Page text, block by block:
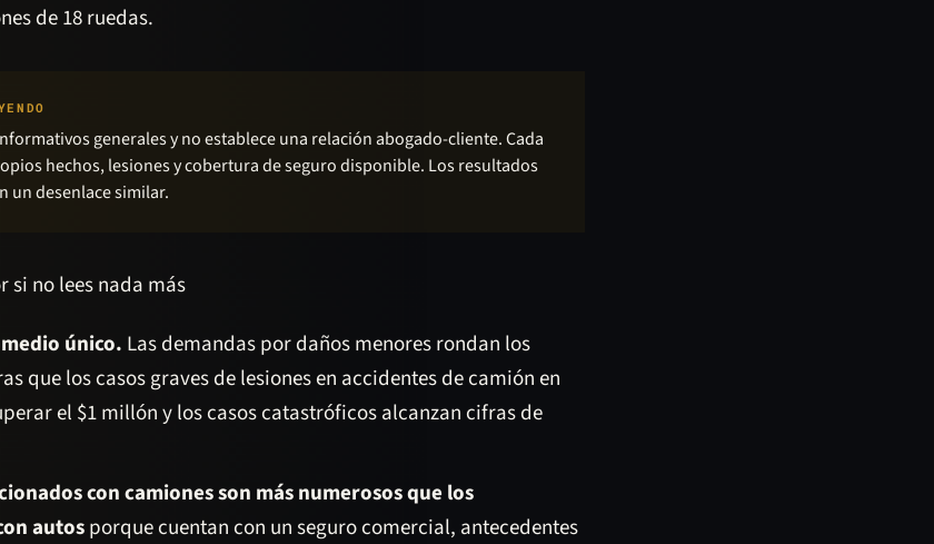
de 18 ruedas.
generales y no establece una relación abogado-cliente. Cada
hechos, lesiones y cobertura de seguro disponible. Los resultados
un desenlace similar.
si no lees nada más
único. Las demandas por daños menores rondan los
que los casos graves de lesiones en accidentes de camión en
el $1 millón y los casos catastróficos alcanzan cifras de
con camiones son más numerosos que los
autosporque cuentan con un seguro comercial, antecedentes